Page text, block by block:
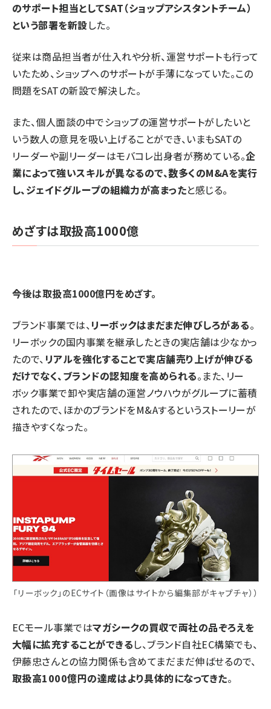
のサポート担当としてSAT（ショップアシスタントチーム）
という部署を新設した。
従来は商品担当者が仕入れや分析、運営サポートも行って
いたため、ショップへのサポートが手薄になっていた。この
問題をSATの新設で解決した。
また、個人面談の中でショップの運営サポートがしたいと
いう数人の意見を吸い上げることができ、いまもSATの
リーダーや副リーダーはモバコレ出身者が務めている。企
業によって強いスキルが異なるので、数多くのM&Aを実行
し、ジェイドグループの組織力が高まったと感じる。
めざすは取扱高1000億
――今後は取扱高1000億円をめざす。
ブランド事業では、リーボックはまだまだ伸びしろがある。
リーボックの国内事業を継承したときの実店舗は少なかっ
たので、 リアルを強化することで実店舗売り上げが伸びる
だけでなく、ブランドの認知度を高められる。また、リー
ボック事業で卸や実店舗の運営ノウハウがグループに蓄積
されたので、ほかのブランドをM&Aするというストーリーが
描きやすくなった。
「リーボック」のECサイト（画像はサイトから編集部がキャプチャ））
ECモール事業ではマガシークの買収で両社の品ぞろえを
大幅に拡充することができるし、ブランド自社EC構築でも、
伊藤忠さんとの協力関係も含めてまだまだ伸ばせるので、
取扱高1000億円の達成はより具体的になってきた。